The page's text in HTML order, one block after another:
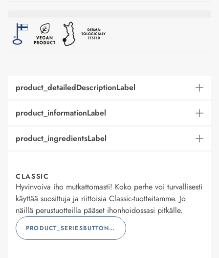
product_detailedDescriptionLabel
product_informationLabel
product_ingredientsLabel
CLASSIC
Hyvinvoiva iho mutkattomasti! Koko perhe voi turvallisesti
käyttää suosittuja ja riittoisia Classic-tuotteitamme. Jo
näillä perustuotteilla pääset ihonhoidossasi pitkälle.
PRODUCT_SERIESBUTTONLABEL